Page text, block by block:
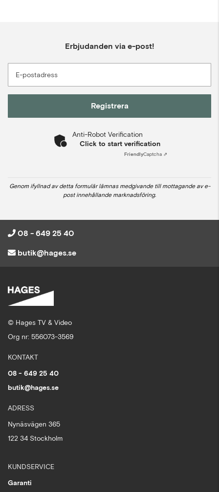
Erbjudanden via e-post!
E-postadress
Registrera
Anti-Robot Verification
Click to start verification
FriendlyCaptcha ⇗
Genom ifyllnad av detta formulär lämnas medgivande till mottagande av e-
post innehållande marknadsföring.
08 - 649 25 40
butik@hages.se
© Hages TV & Video
Org nr: 556073-3569
KONTAKT
08 - 649 25 40
butik@hages.se
ADRESS
Nynäsvägen 365
122 34 Stockholm
KUNDSERVICE
Garanti